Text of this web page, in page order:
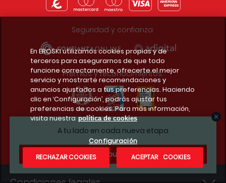
A tu lado en cada nueva etapa
¿Te apuntas?
Seguridad y confianza:
Premios y reconocimientos:
Descarga la app del club
En EROSKI utilizamos cookies propias y de
terceros para asegurarnos de que todo
funcione correctamente, ofrecerte el mejor
servicio y mostrarte recomendaciones y
anuncios ajustados a tus preferencias. Haciendo
clic en ‘Configuración’, podrás ajustar tus
preferencias de cookies. Para más información,
visita nuestra política de cookies
Configuración
RECHAZAR COOKIES
ACEPTAR COOKIES